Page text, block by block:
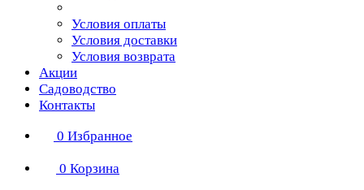
Условия оплаты
Условия доставки
Условия возврата
Акции
Садоводство
Контакты
0 Избранное
0 Корзина